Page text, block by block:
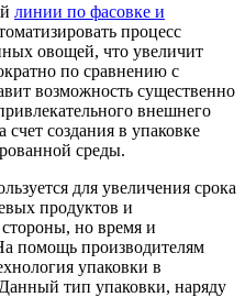
линии по фасовке и
процесс
овощей, что увеличит
по сравнению с
возможность существенно
внешнего
счет создания в упаковке
среды.
для увеличения срока
продуктов и
но время и
помощь производителям
упаковки в
тип упаковки, наряду